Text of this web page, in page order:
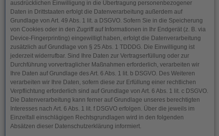
ausdrücklichen Einwilligung in die Übertragung personenbezogener
Daten in Drittstaaten erfolgt die Datenverarbeitung außerdem auf
Grundlage von Art. 49 Abs. 1 lit. a DSGVO. Sofern Sie in die Speicherung
von Cookies oder in den Zugriff auf Informationen in Ihr Endgerät (z. B. via
Device-Fingerprinting) eingewilligt haben, erfolgt die Datenverarbeitung
zusätzlich auf Grundlage von § 25 Abs. 1 TDDDG. Die Einwilligung ist
jederzeit widerrufbar. Sind Ihre Daten zur Vertragserfüllung oder zur
Durchführung vorvertraglicher Maßnahmen erforderlich, verarbeiten wir
Ihre Daten auf Grundlage des Art. 6 Abs. 1 lit. b DSGVO. Des Weiteren
verarbeiten wir Ihre Daten, sofern diese zur Erfüllung einer rechtlichen
Verpflichtung erforderlich sind auf Grundlage von Art. 6 Abs. 1 lit. c DSGVO.
Die Datenverarbeitung kann ferner auf Grundlage unseres berechtigten
Interesses nach Art. 6 Abs. 1 lit. f DSGVO erfolgen. Über die jeweils im
Einzelfall einschlägigen Rechtsgrundlagen wird in den folgenden
Absätzen dieser Datenschutzerklärung informiert.